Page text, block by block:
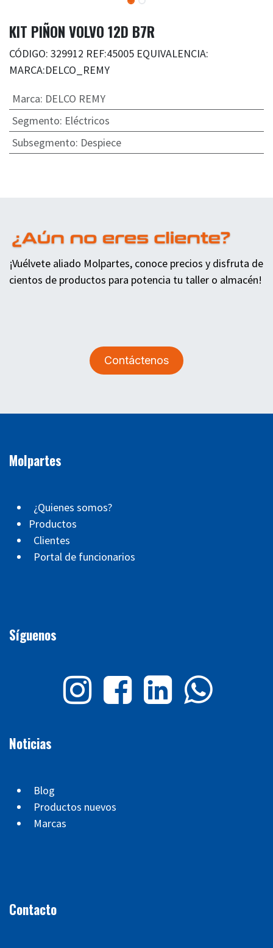
KIT PIÑON VOLVO 12D B7R
CÓDIGO: 329912 REF:45005 EQUIVALENCIA:
MARCA:DELCO_REMY
Marca: DELCO REMY
Segmento: Eléctricos
Subsegmento: Despiece
¡Vuélvete aliado Molpartes, conoce precios y disfruta de
cientos de productos para potencia tu taller o almacén!
Contáctenos
Molpartes
¿Quienes somos?
Productos
Clientes
Portal de funcionarios
Síguenos
Noticias
Blog
Productos nuevos
Marcas
Contacto